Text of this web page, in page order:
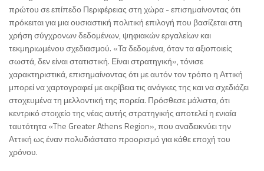
πρώτου σε επίπεδο Περιφέρειας στη χώρα - επισημαίνοντας ότι
πρόκειται για μια ουσιαστική πολιτική επιλογή που βασίζεται στη
χρήση σύγχρονων δεδομένων, ψηφιακών εργαλείων και
τεκμηριωμένου σχεδιασμού. «Τα δεδομένα, όταν τα αξιοποιείς
σωστά, δεν είναι στατιστική. Είναι στρατηγική», τόνισε
χαρακτηριστικά, επισημαίνοντας ότι με αυτόν τον τρόπο η Αττική
μπορεί να χαρτογραφεί με ακρίβεια τις ανάγκες της και να σχεδιάζει
στοχευμένα τη μελλοντική της πορεία. Πρόσθεσε μάλιστα, ότι
κεντρικό στοιχείο της νέας αυτής στρατηγικής αποτελεί η ενιαία
ταυτότητα «The Greater Athens Region», που αναδεικνύει την
Αττική ως έναν πολυδιάστατο προορισμό για κάθε εποχή του
χρόνου.